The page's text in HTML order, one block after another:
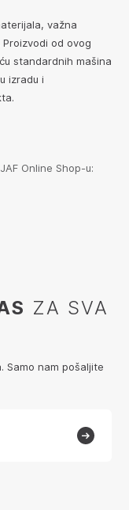
važna
od ovog
standardnih mašina
izradu i
Online Shop-u:
ZA SVA
Samo nam pošaljite